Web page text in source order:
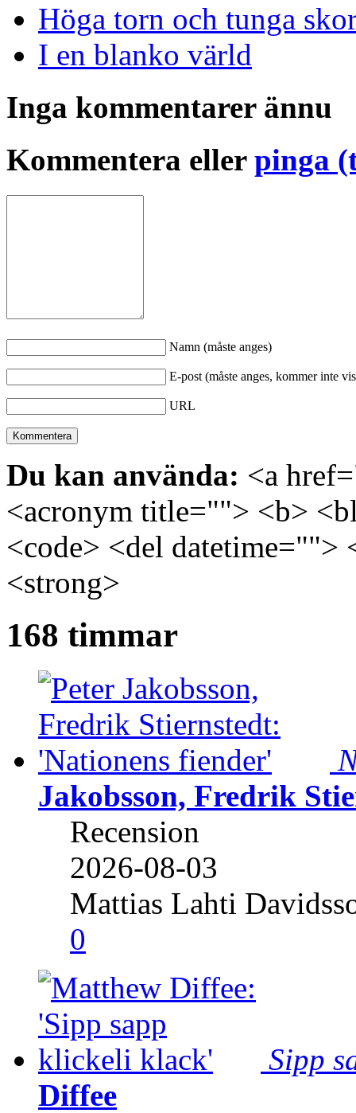
Höga torn och tunga
I en blanko värld
Inga kommentarer ännu
Kommentera eller pinga
Namn (måste anges)
E-post (måste anges, kommer inte
URL
Du kan använda: <a
<acronym title=""> <b>
<code> <del
<strong>
168 timmar
Jakobsson, Fredrik
Recension
2026-08-03
Mattias Lahti
0
Sipp
Diffee